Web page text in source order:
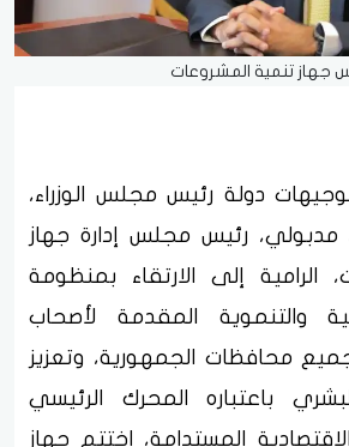
جهاز تنمية المشروعات
دولة رئيس مجلس الوزراء،
رئيس مجلس إدارة جهاز
الرامية إلى الارتقاء بمنظومة
والتنموية المقدمة لأصحاب
محافظات الجمهورية، وتعزيز
باعتباره المحرك الرئيسي
المستدامة، اختتم جهاز